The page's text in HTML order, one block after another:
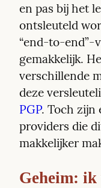
en pas bij het
ontsleuteld
“end-to-end”-
gemakkelijk.
verschillende
deze
PGP. Toch zijn
providers die
makkelijker
Geheim: